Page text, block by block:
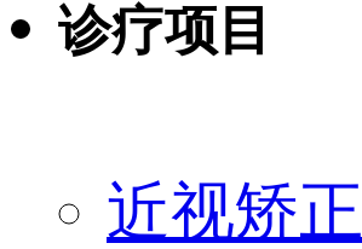
诊疗项目
近视矫正